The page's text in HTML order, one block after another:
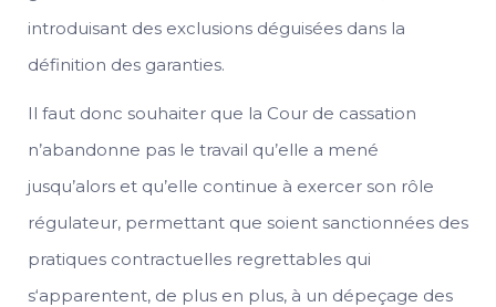
introduisant des exclusions déguisées dans la
définition des garanties.
Il faut donc souhaiter que la Cour de cassation
n’abandonne pas le travail qu’elle a mené
jusqu’alors et qu’elle continue à exercer son rôle
régulateur, permettant que soient sanctionnées des
pratiques contractuelles regrettables qui
s‘apparentent, de plus en plus, à un dépeçage des